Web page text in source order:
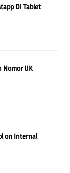
Di Tablet
Nomor UK
on Internal